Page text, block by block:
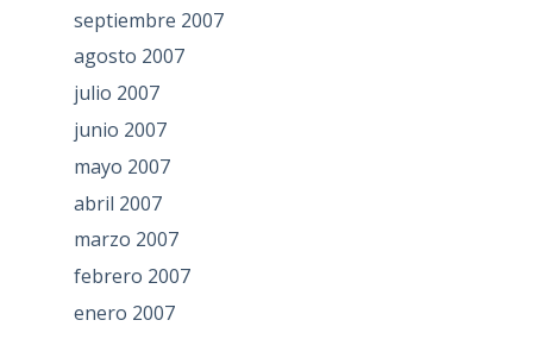
septiembre 2007
agosto 2007
julio 2007
junio 2007
mayo 2007
abril 2007
marzo 2007
febrero 2007
enero 2007